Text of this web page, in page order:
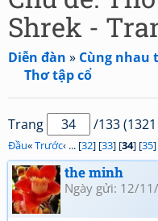
Shrek -
Diễn đàn » Cùng nhau
Thơ tập cổ
Trang /133
Đầu«Trước‹ ... [32] [33] [34] [35
the minh
Ngày gửi: 12/